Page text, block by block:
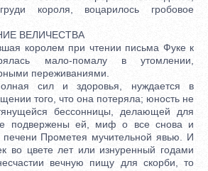
короля, воцарилось гробовое
ВЕЛИЧЕСТВА
королем при чтении письма Фуке к
мало-помалу в утомлении,
переживаниями.
сил и здоровья, нуждается в
того, что она потеряла; юность не
бессонницы, делающей для
подвержены ей, миф о все снова и
Прометея мучительной явью. И
во цвете лет или изнуренный годами
вечную пищу для скорби, то